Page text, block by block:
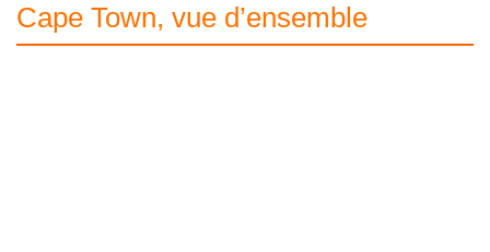
Cape Town, vue d’ensemble